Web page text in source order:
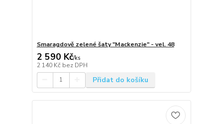
Smaragdově zelené šaty "Mackenzie" - vel. 48
2 590 Kč/ks
2 140 Kč bez DPH
Přidat do košíku